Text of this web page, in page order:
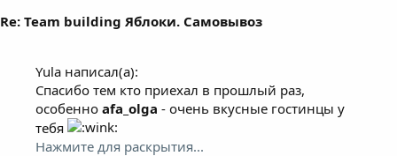
Re: Team building Яблоки. Самовывоз
Yula написал(а):
Спасибо тем кто приехал в прошлый раз,
особенно afa_olga - очень вкусные гостинцы у
тебя
Нажмите для раскрытия...